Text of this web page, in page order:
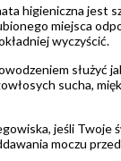
higieniczna jest
miejsca
wyczyścić.
służyć
sucha,
jeśli
moczu